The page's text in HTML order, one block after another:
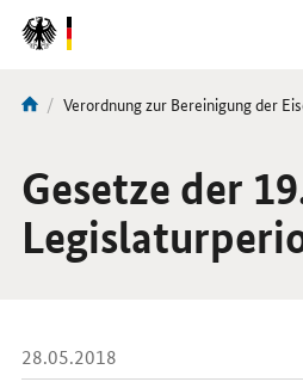
DirektZu:
Navigation
Sie
hier:
Aktuelle
Verordnung zur Bereinigung der
Gesetze der
28.05.2018